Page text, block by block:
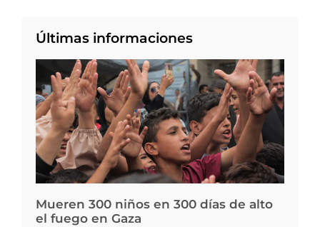
Últimas informaciones
Mueren 300 niños en 300 días de alto
el fuego en Gaza